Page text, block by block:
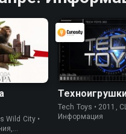
Wild City •
Tech Toys • 2011,
Информация